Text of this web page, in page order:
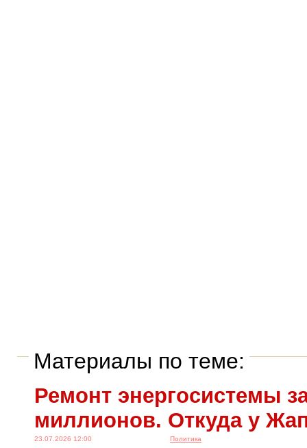
Материалы по теме:
Ремонт энергосистемы
миллионов. Откуда у
23.07.2026 12:00 Политика